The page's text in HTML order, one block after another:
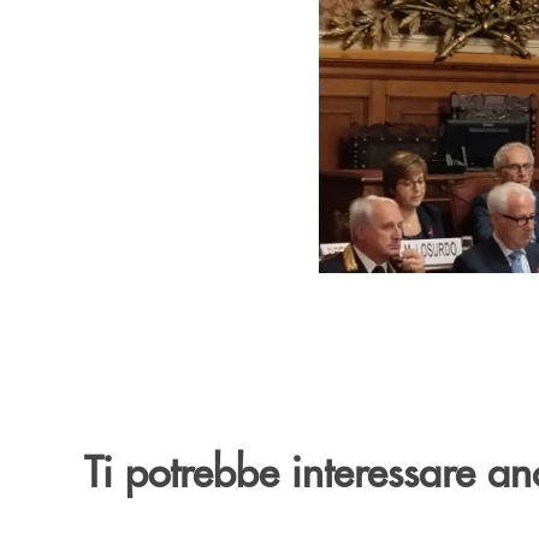
Ti potrebbe interessare